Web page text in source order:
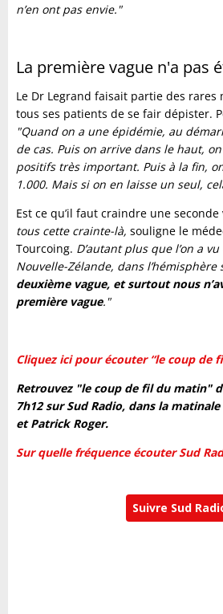
n’en ont pas envie."
La première vague n'a pas
Le Dr Legrand faisait partie des rares
tous ses patients de se fair dépister.
"Quand on a une épidémie, au
de cas. Puis on arrive dans le haut,
positifs très important. Puis à la fin,
1.000. Mais si on en laisse un seul,
Est ce qu’il faut craindre une seconde
tous cette crainte-là, souligne le
Tourcoing. D’autant plus que l’on a
Nouvelle-Zélande, dans l’hémisphère
deuxième vague, et surtout nous
première vague."
Cliquez ici pour écouter “le coup de
Retrouvez "le coup de fil du matin"
7h12 sur Sud Radio, dans la
et Patrick Roger.
Sur quelle fréquence écouter Sud
Suivre Sud